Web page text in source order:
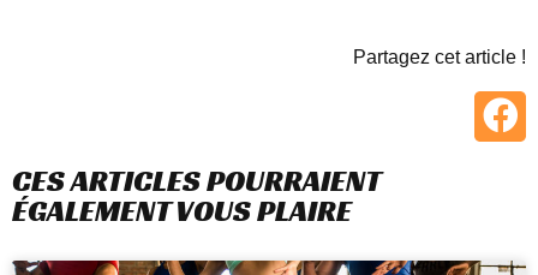
Partagez cet article !
CES ARTICLES POURRAIENT
ÉGALEMENT VOUS PLAIRE